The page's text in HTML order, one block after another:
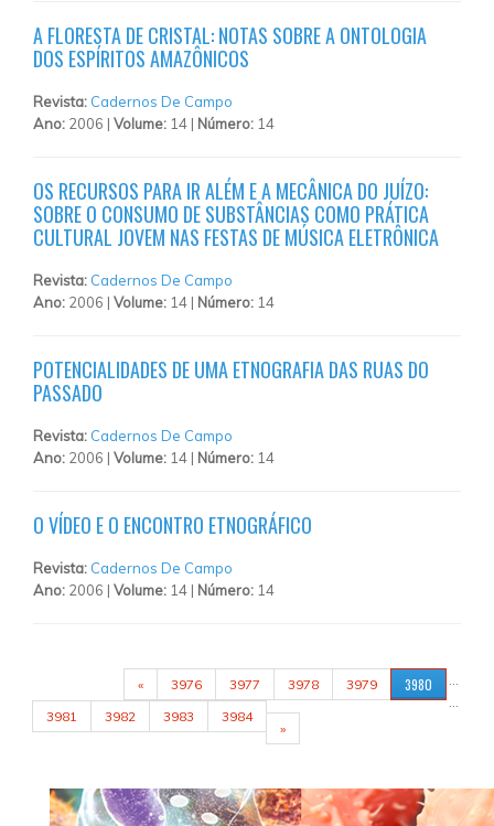
A FLORESTA DE CRISTAL: NOTAS SOBRE A ONTOLOGIA
DOS ESPÍRITOS AMAZÔNICOS
Revista: Cadernos De Campo
Ano: 2006 | Volume: 14 | Número: 14
OS RECURSOS PARA IR ALÉM E A MECÂNICA DO JUÍZO:
SOBRE O CONSUMO DE SUBSTÂNCIAS COMO PRÁTICA
CULTURAL JOVEM NAS FESTAS DE MÚSICA ELETRÔNICA
Revista: Cadernos De Campo
Ano: 2006 | Volume: 14 | Número: 14
POTENCIALIDADES DE UMA ETNOGRAFIA DAS RUAS DO
PASSADO
Revista: Cadernos De Campo
Ano: 2006 | Volume: 14 | Número: 14
O VÍDEO E O ENCONTRO ETNOGRÁFICO
Revista: Cadernos De Campo
Ano: 2006 | Volume: 14 | Número: 14
« …
3976 3977 3978 3979 3980
3981 3982 3983 3984
…
»